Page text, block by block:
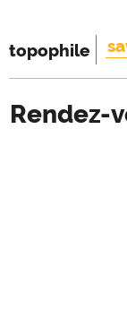
topophile
Rendez-